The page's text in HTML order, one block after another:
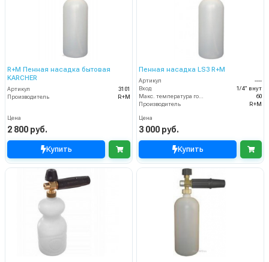
R+M Пенная насадка бытовая
KARCHER
Артикул
3101
Производитель
R+M
Цена
2 800 руб.
Купить
Пенная насадка LS3 R+M
Артикул
----
Вход
1/4" внут
60
Производитель
R+M
Цена
3 000 руб.
Купить